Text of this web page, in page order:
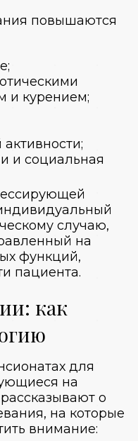
повышаются
и курением;
и социальная
случаю,
на
функций,
пациента.
как
для
на
о
на которые
внимание: